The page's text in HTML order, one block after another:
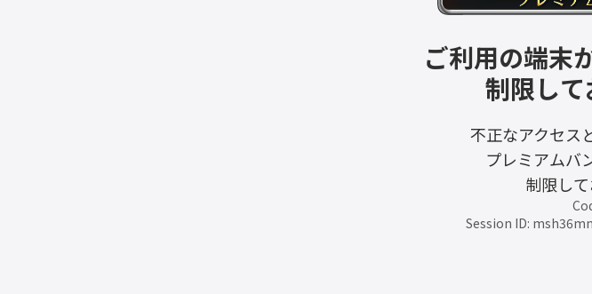
ご利用の端末
制限して
不正なアクセス
プレミアムバ
制限して
Session ID: